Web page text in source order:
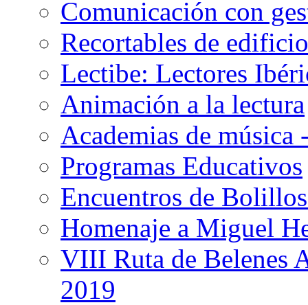
Comunicación con
Recortables de
Lectibe: Lectores
Animación a la lectura
Academias de
Programas Educativos
Encuentros de
Homenaje a Miguel
VIII Ruta de Belenes
2019